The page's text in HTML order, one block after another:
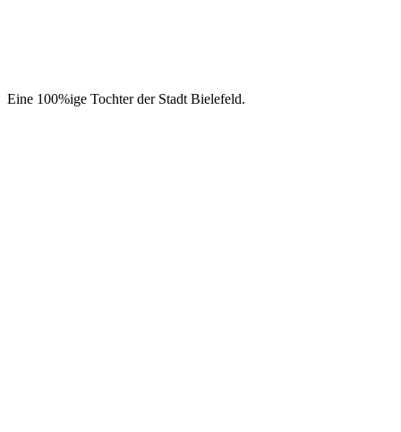
Eine 100%ige Tochter der Stadt Bielefeld.